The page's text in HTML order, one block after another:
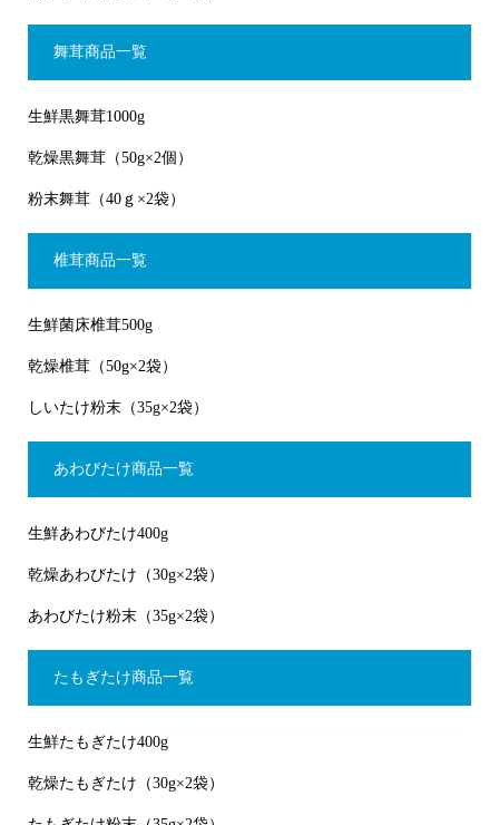
舞茸商品一覧
生鮮黒舞茸1000g
乾燥黒舞茸（50g×2個）
粉末舞茸（40ｇ×2袋）
椎茸商品一覧
生鮮菌床椎茸500g
乾燥椎茸（50g×2袋）
しいたけ粉末（35g×2袋）
あわびたけ商品一覧
生鮮あわびたけ400g
乾燥あわびたけ（30g×2袋）
あわびたけ粉末（35g×2袋）
たもぎたけ商品一覧
生鮮たもぎたけ400g
乾燥たもぎたけ（30g×2袋）